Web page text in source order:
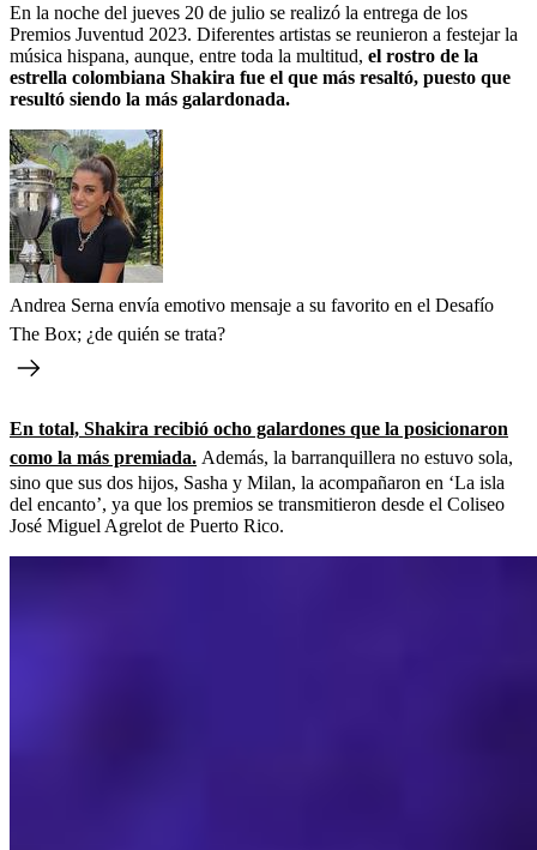
En la noche del jueves 20 de julio se realizó la entrega de los
Premios Juventud 2023. Diferentes artistas se reunieron a festejar la
música hispana, aunque, entre toda la multitud, el rostro de la
estrella colombiana Shakira fue el que más resaltó, puesto que
resultó siendo la más galardonada.
Andrea Serna envía emotivo mensaje a su favorito en el Desafío
The Box; ¿de quién se trata?
En total, Shakira recibió ocho galardones que la posicionaron
como la más premiada. Además, la barranquillera no estuvo sola,
sino que sus dos hijos, Sasha y Milan, la acompañaron en ‘La isla
del encanto’, ya que los premios se transmitieron desde el Coliseo
José Miguel Agrelot de Puerto Rico.